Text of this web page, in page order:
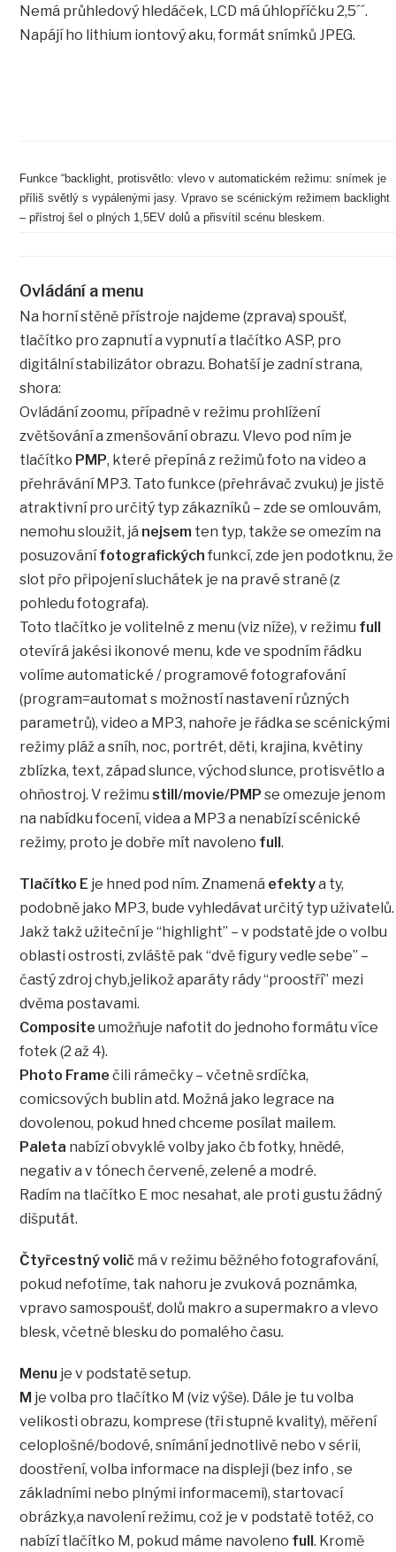
Nemá průhledový hledáček, LCD má úhlopříčku 2,5´´.
Napájí ho lithium iontový aku, formát snímků JPEG.
Funkce “backlight, protisvětlo: vlevo v automatickém režimu: snímek je
příliš světlý s vypálenými jasy. Vpravo se scénickým režimem backlight
– přístroj šel o plných 1,5EV dolů a přisvítil scénu bleskem.
Ovládání a menu
Na horní stěně přístroje najdeme (zprava) spoušť,
tlačítko pro zapnutí a vypnutí a tlačítko ASP, pro
digitální stabilizátor obrazu. Bohatší je zadní strana,
shora:
Ovládání zoomu, případně v režimu prohlížení
zvětšování a zmenšování obrazu. Vlevo pod ním je
tlačítko PMP, které přepíná z režimů foto na video a
přehrávání MP3. Tato funkce (přehrávač zvuku) je jistě
atraktivní pro určitý typ zákazníků – zde se omlouvám,
nemohu sloužit, já nejsem ten typ, takže se omezím na
posuzovánífotografických funkcí, zde jen podotknu, že
slot přo připojení sluchátek je na pravé straně (z
pohledu fotografa).
Toto tlačítko je volitelné z menu (viz níže), v režimu full
otevírá jakési ikonové menu, kde ve spodním řádku
volíme automatické / programové fotografování
(program=automat s možností nastavení různých
parametrů), video a MP3, nahoře je řádka se scénickými
režimy pláž a sníh, noc, portrét, děti, krajina, květiny
zblízka, text, západ slunce, východ slunce, protisvětlo a
ohňostroj. V režimustill/movie/PMP se omezuje jenom
na nabídku focení, videa a MP3 a nenabízí scénické
režimy, proto je dobře mít navoleno full.
Tlačítko E je hned pod ním. Znamená efektya ty,
podobně jako MP3, bude vyhledávat určitý typ uživatelů.
Jakž takž užiteční je “highlight” – v podstatě jde o volbu
oblasti ostrosti, zvláště pak “dvě figury vedle sebe” –
častý zdroj chyb,jelikož aparáty rády “proostří” mezi
dvěma postavami.
Composite umožňuje nafotit do jednoho formátu více
fotek (2 až 4).
Photo Frame čili rámečky – včetně srdíčka,
comicsových bublin atd. Možná jako legrace na
dovolenou, pokud hned chceme posílat mailem.
Paleta nabízí obvyklé volby jako čb fotky, hnědé,
negativ a v tónech červené, zelené a modré.
Radím na tlačítko E moc nesahat, ale proti gustu žádný
dišputát.
Čtyřcestný volič má v režimu běžného fotografování,
pokud nefotíme, tak nahoru je zvuková poznámka,
vpravo samospoušť, dolů makro a supermakro a vlevo
blesk, včetně blesku do pomalého času.
Menu je v podstatě setup.
M je volba pro tlačítko M (viz výše). Dále je tu volba
velikosti obrazu, komprese (tři stupně kvality), měření
celoplošné/bodové, snímání jednotlivě nebo v sérii,
doostření, volba informace na displeji (bez info , se
základními nebo plnými informacemi), startovací
obrázky,a navolení režimu, což je v podstatě totéž, co
nabízí tlačítko M, pokud máme navoleno full. Kromě